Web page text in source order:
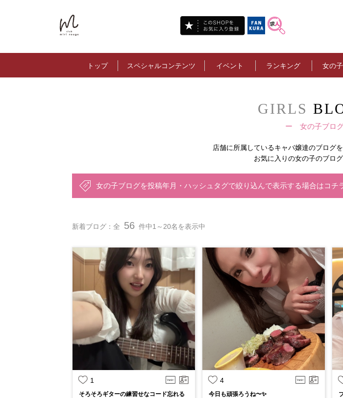
トップ スペシャルコンテンツ イベント ランキング 女の
GIRLS
ー 女の子ブロ
店舗に所属しているキャバ嬢達のブログ
お気に入りの女の子のブロ
女の子ブログを投稿年月・ハッシュタグで絞り込んで表示する場合はコチ
新着ブログ：全 56 件中1～20名を表示中
1
そろそろギターの練習せなコード忘れる
4
今日も頑張ろうね〜✨️